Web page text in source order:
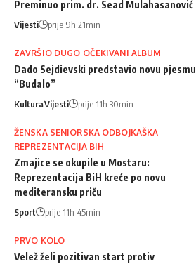
Preminuo prim. dr. Sead Mulahasanović
Vijesti prije 9h 21min
ZAVRŠIO DUGO OČEKIVANI ALBUM
Dado Sejdievski predstavio novu pjesmu
“Budalo”
KulturaVijesti prije 11h 30min
ŽENSKA SENIORSKA ODBOJKAŠKA
REPREZENTACIJA BIH
Zmajice se okupile u Mostaru:
Reprezentacija BiH kreće po novu
mediteransku priču
Sport prije 11h 45min
PRVO KOLO
Velež želi pozitivan start protiv